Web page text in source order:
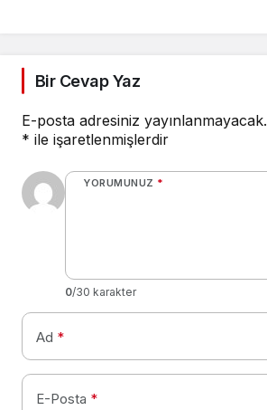
Bir Cevap Yaz
E-posta adresiniz yayınlanmayacak.
* ile işaretlenmişlerdir
YORUMUNUZ *
0/30 karakter
Ad *
E-Posta *